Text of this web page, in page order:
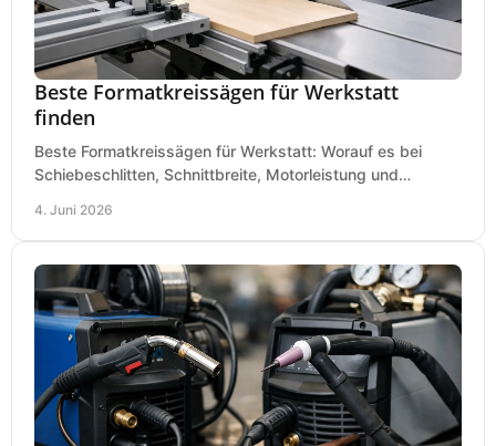
Beste Formatkreissägen für Werkstatt
finden
Beste Formatkreissägen für Werkstatt: Worauf es bei
Schiebeschlitten, Schnittbreite, Motorleistung und
4. Juni 2026